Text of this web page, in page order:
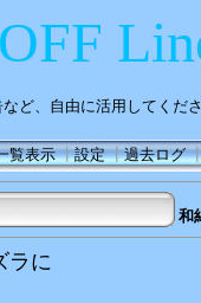
ど、自由に活用してくだ
覧表示┃設定┃過去ログ
和
ラに